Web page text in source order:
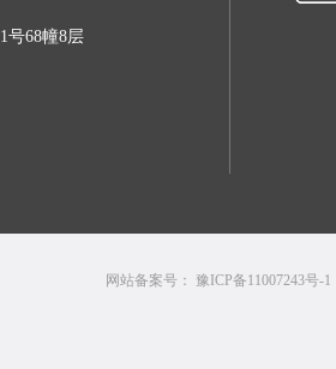
号68幢8层
网站备案号： 豫ICP备11007243号-1